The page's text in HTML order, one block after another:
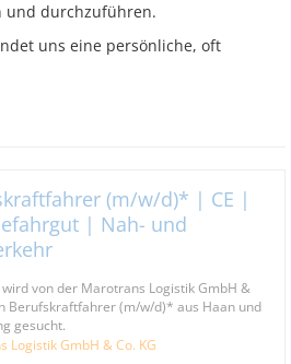
und durchzuführen.
uns eine persönliche, oft
(m/w/d)* | CE |
| Nah- und
von der Marotrans Logistik GmbH &
Berufskraftfahrer (m/w/d)* aus Haan und
gesucht.
Logistik GmbH & Co. KG